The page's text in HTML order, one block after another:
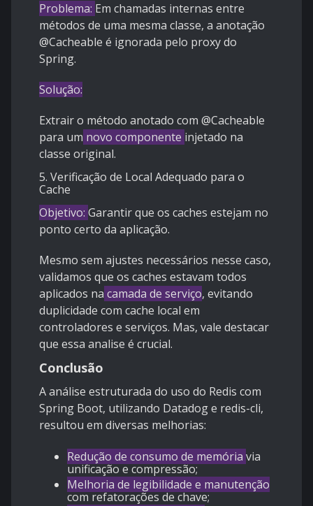
Problema: Em chamadas internas entre
métodos de uma mesma classe, a anotação
@Cacheable é ignorada pelo proxy do
Spring.
Solução:
Extrair o método anotado com @Cacheable
para um novo componente injetado na
classe original.
5. Verificação de Local Adequado para o
Cache
Objetivo: Garantir que os caches estejam no
ponto certo da aplicação.
Mesmo sem ajustes necessários nesse caso,
validamos que os caches estavam todos
aplicados na camada de serviço, evitando
duplicidade com cache local em
controladores e serviços. Mas, vale destacar
que essa analise é crucial.
Conclusão
A análise estruturada do uso do Redis com
Spring Boot, utilizando Datadog e redis-cli,
resultou em diversas melhorias:
Redução de consumo de memória via
unificação e compressão;
Melhoria de legibilidade e manutenção
com refatorações de chave;